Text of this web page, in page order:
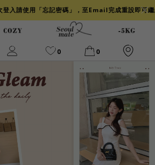
入請使用「忘記密碼」，至Email完成重設即可
0 0
舒芙蕾
冰感